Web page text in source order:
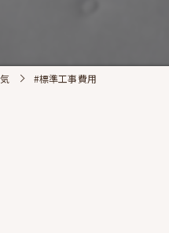
#標準工事費用